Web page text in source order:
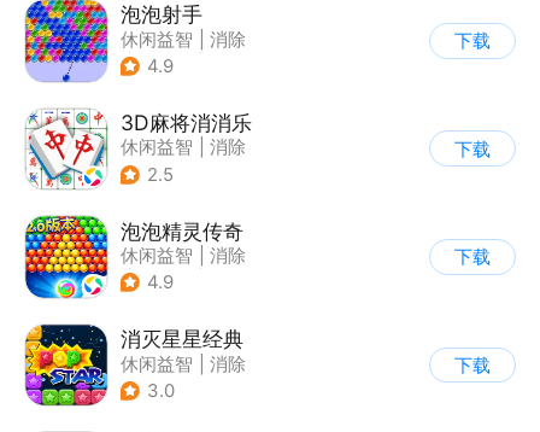
泡泡射手
休闲益智
消除
| 泡泡龙
4.9
下载
3D麻将消消乐
休闲益智
消除
2.5
下载
泡泡精灵传奇
休闲益智
消除
| 泡泡龙
4.9
下载
消灭星星经典
休闲益智
消除
3.0
下载